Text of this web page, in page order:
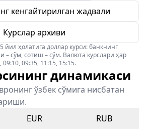
кенгайтирилган жадвали
Курслар архиви
йил ҳолатига доллар курси: банкнинг
– сўм, сотиш – сўм. Валюта курслари ҳар
09:35, 11:15, 15:15.
динамикаси
ўзбек сўмига нисбатан
EUR RUB